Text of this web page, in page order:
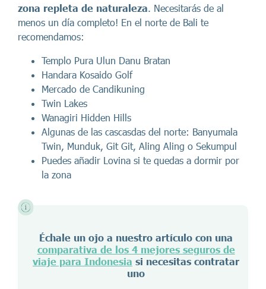
zona repleta de naturaleza. Necesitarás de al
menos un día completo! En el norte de Bali te
recomendamos:
Templo Pura Ulun Danu Bratan
Handara Kosaido Golf
Mercado de Candikuning
Twin Lakes
Wanagiri Hidden Hills
Algunas de las cascasdas del norte: Banyumala
Twin, Munduk, Git Git, Aling Aling o Sekumpul
Puedes añadir Lovina si te quedas a dormir por
la zona
Échale un ojo a nuestro artículo con una
comparativa de los 4 mejores seguros de
viaje para Indonesia si necesitas contratar
uno